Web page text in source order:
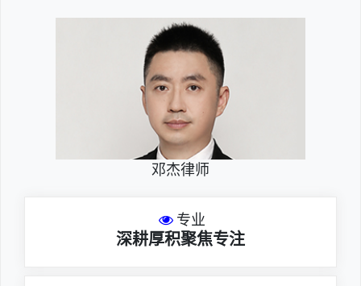
邓杰律师
专业
深耕厚积聚焦专注